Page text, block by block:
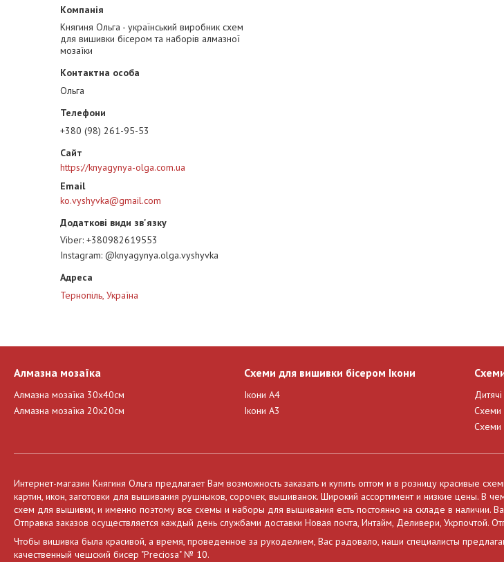
Княгиня Ольга - український виробник схем
для вишивки бісером та наборів алмазної
мозаїки
Ольга
+380 (98) 261-95-53
https://knyagynya-olga.com.ua
ko.vyshyvka@gmail.com
Viber +380982619553
Instagram @knyagynya.olga.vyshyvka
Тернопіль, Україна
Алмазна мозаїка
Алмазна мозаїка 30х40см
Алмазна мозаїка 20х20см
Схеми для вишивки бісером Ікони
Ікони А4
Ікони А3
Схеми
Схеми
Интернет-магазин Княгиня Ольга предлагает Вам возможность заказать и купить оптом и в розницу красивые
картин, икон, заготовки для вышивания рушныков, сорочек, вышиванок. Широкий ассортимент и низкие цены. В
схем для вышивки, и именно поэтому все схемы и наборы для вышивания есть постоянно на складе в наличии.
Отправка заказов осуществляется каждый день службами доставки Новая почта, Интайм, Деливери,
Чтобы вишивка была красивой, а время, проведенное за рукоделием, Вас радовало, наши специалисты
качественный чешский бисер "Preciosa" № 10.